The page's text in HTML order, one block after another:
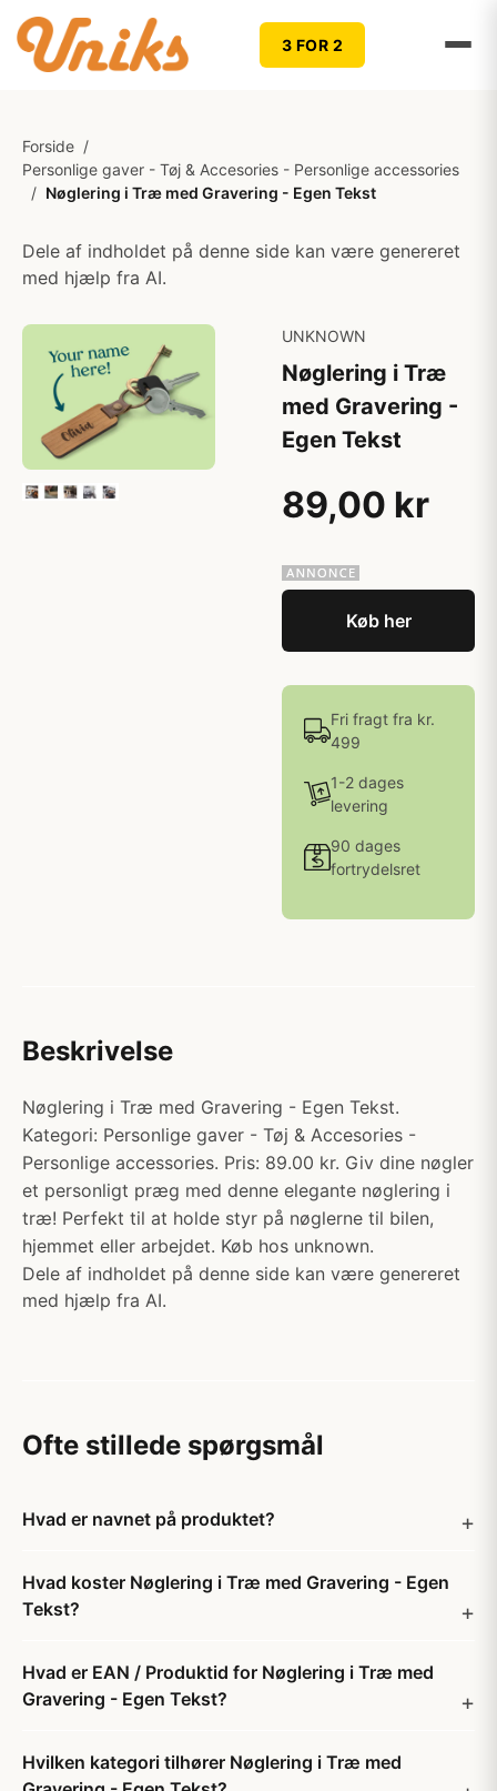
3 FOR 2
Forside /
Personlige gaver - Tøj & Accesories - Personlige accessories
/ Nøglering i Træ med Gravering - Egen Tekst
Dele af indholdet på denne side kan være genereret
med hjælp fra AI.
UNKNOWN
Nøglering i Træ
med Gravering -
Egen Tekst
89,00 kr
Køb her
Fri fragt fra kr.
499
1-2 dages
levering
90 dages
fortrydelsret
Beskrivelse
Nøglering i Træ med Gravering - Egen Tekst.
Kategori: Personlige gaver - Tøj & Accesories -
Personlige accessories. Pris: 89.00 kr. Giv dine nøgler
et personligt præg med denne elegante nøglering i
træ! Perfekt til at holde styr på nøglerne til bilen,
hjemmet eller arbejdet. Køb hos unknown.
Dele af indholdet på denne side kan være genereret
med hjælp fra AI.
Ofte stillede spørgsmål
Hvad er navnet på produktet?
Hvad koster Nøglering i Træ med Gravering - Egen
Tekst?
Hvad er EAN / Produktid for Nøglering i Træ med
Gravering - Egen Tekst?
Hvilken kategori tilhører Nøglering i Træ med